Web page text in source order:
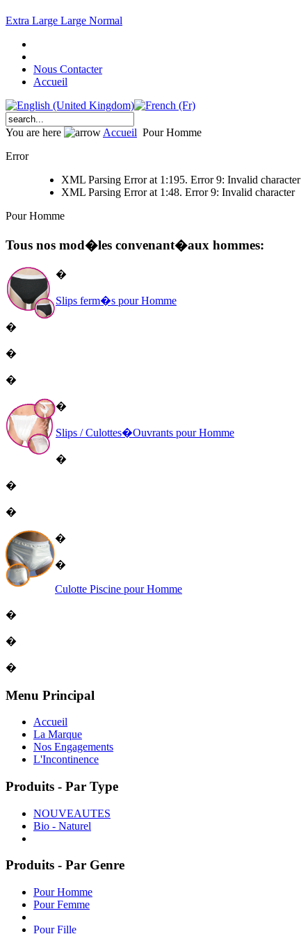
Extra Large Large Normal
Nous Contacter
Accueil
You are here Accueil Pour Homme
Error
XML Parsing Error at 1:195. Error 9: Invalid character
XML Parsing Error at 1:48. Error 9: Invalid character
Pour Homme
Tous nos mod�les convenant�aux hommes:
�
Slips ferm�s pour Homme
�
�
�
�
Slips / Culottes�Ouvrants pour Homme
�
�
�
�
�
Culotte Piscine pour Homme
�
�
�
Menu Principal
Accueil
La Marque
Nos Engagements
L'Incontinence
Produits - Par Type
NOUVEAUTES
Bio - Naturel
Produits - Par Genre
Pour Homme
Pour Femme
Pour Fille